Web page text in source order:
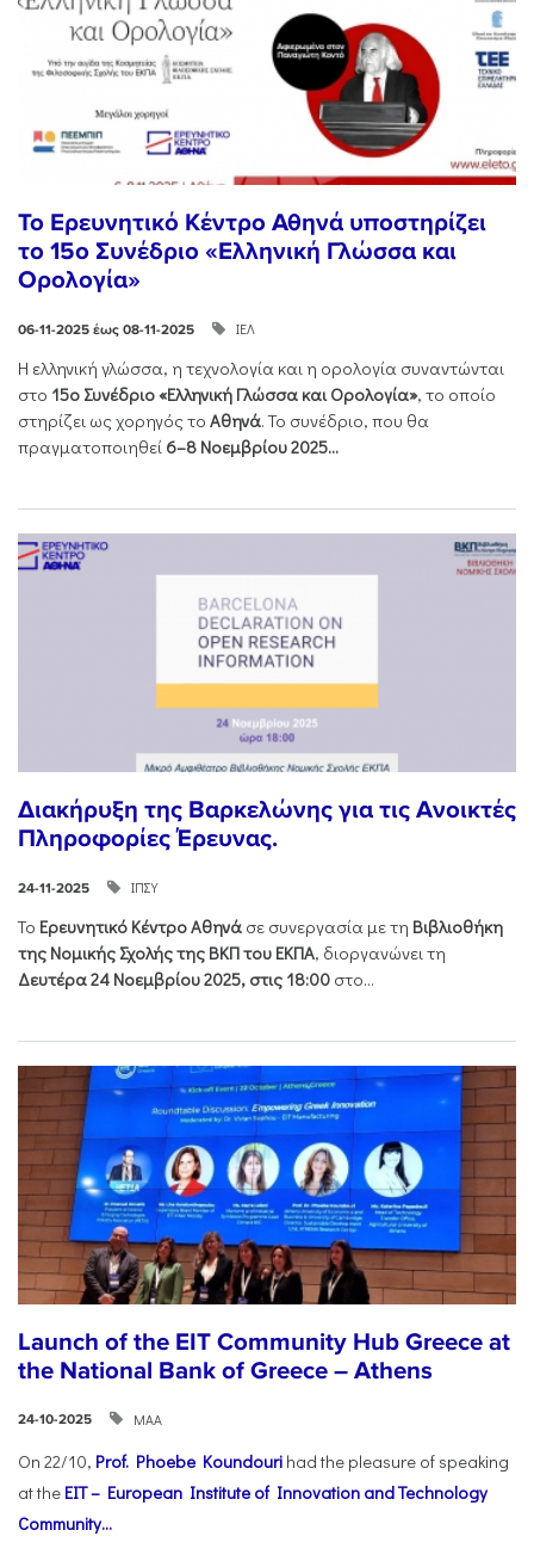
Το Ερευνητικό Κέντρο Αθηνά υποστηρίζει
το 15ο Συνέδριο «Ελληνική Γλώσσα και
Ορολογία»
06-11-2025 έως 08-11-2025 ΙΕΛ
Η ελληνική γλώσσα, η τεχνολογία και η ορολογία συναντώνται
στο 15ο Συνέδριο «Ελληνική Γλώσσα και Ορολογία», το οποίο
στηρίζει ως χορηγός το Αθηνά. Το συνέδριο, που θα
πραγματοποιηθεί 6–8 Νοεμβρίου 2025...
Διακήρυξη της Βαρκελώνης για τις Ανοικτές
Πληροφορίες Έρευνας.
24-11-2025 ΙΠΣΥ
Το Ερευνητικό Κέντρο Αθηνά σε συνεργασία με τη Βιβλιοθήκη
της Νομικής Σχολής της ΒΚΠ του ΕΚΠΑ, διοργανώνει τη
Δευτέρα 24 Νοεμβρίου 2025, στις 18:00 στο...
Launch of the EIT Community Hub Greece at
the National Bank of Greece – Athens
24-10-2025 ΜΑΑ
On 22/10, Prof. Phoebe Koundouri had the pleasure of speaking
at the EIT – European Institute of Innovation and Technology
Community...